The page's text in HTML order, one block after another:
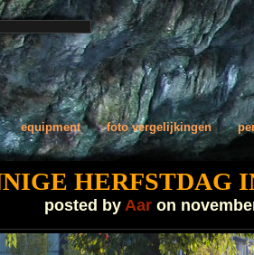
equipment foto vergelijkingen
HERFSTDAG
posted by Aaron